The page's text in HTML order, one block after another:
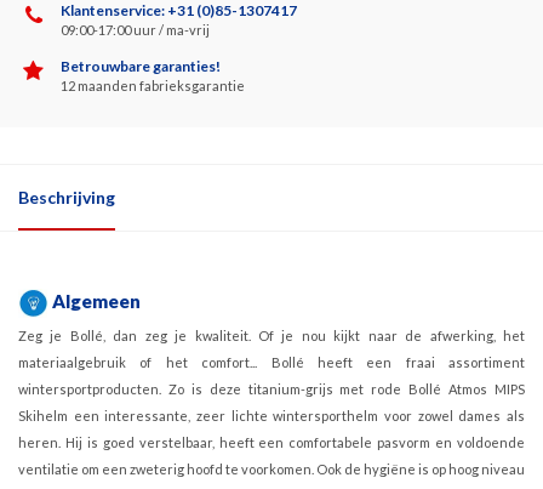
Klantenservice: +31 (0)85-1307417
09:00-17:00 uur / ma-vrij
Betrouwbare garanties!
12 maanden fabrieksgarantie
Beschrijving
Algemeen
Zeg je Bollé, dan zeg je kwaliteit. Of je nou kijkt naar de afwerking, het
materiaalgebruik of het comfort... Bollé heeft een fraai assortiment
wintersportproducten. Zo is deze titanium-grijs met rode Bollé Atmos MIPS
Skihelm een interessante, zeer lichte wintersporthelm voor zowel dames als
heren. Hij is goed verstelbaar, heeft een comfortabele pasvorm en voldoende
ventilatie om een zweterig hoofd te voorkomen. Ook de hygiëne is op hoog niveau